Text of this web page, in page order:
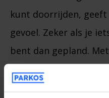
kunt doorrijden,
gevoel. Zeker als je
bent dan gepland.
voor vertrek een
grote vliegvelden van